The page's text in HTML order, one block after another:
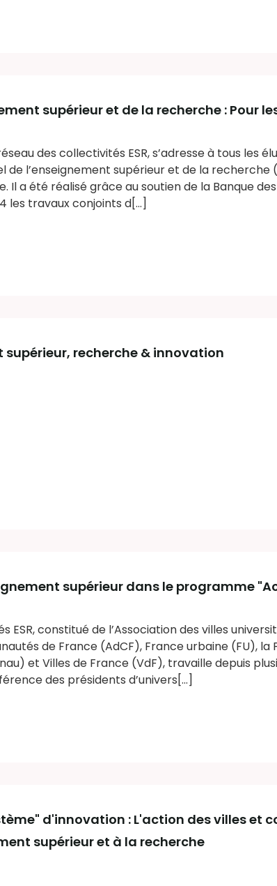
supérieur et de la recherche : Pour
des collectivités ESR, s’adresse à tous les
l’enseignement supérieur et de la recherche
Il a été réalisé grâce au soutien de la Banque
les travaux conjoints d[...]
supérieur, recherche & innovation
supérieur dans le programme
ESR, constitué de l’Association des villes
de France (AdCF), France urbaine (FU),
et Villes de France (VdF), travaille depuis
des présidents d’univers[...]
d'innovation : L'action des villes et
supérieur et à la recherche